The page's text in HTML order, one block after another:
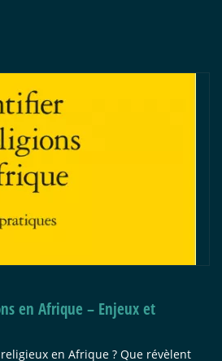
en Afrique – Enjeux et
en Afrique ? Que révèlent